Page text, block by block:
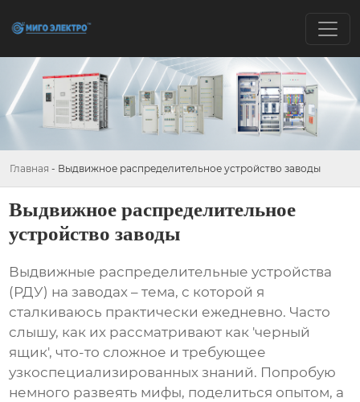
Главная - Выдвижное распределительное устройство заводы
Выдвижное распределительное
устройство заводы
Выдвижные распределительные устройства
(РДУ) на заводах – тема, с которой я
сталкиваюсь практически ежедневно. Часто
слышу, как их рассматривают как 'черный
ящик', что-то сложное и требующее
узкоспециализированных знаний. Попробую
немного развеять мифы, поделиться опытом, а